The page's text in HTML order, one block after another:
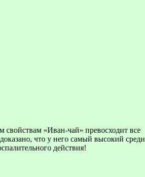
«Иван-чай» превосходит все
что у него самый высокий среди
действия!